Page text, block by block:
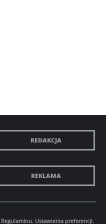
REDAKCJA
REKLAMA
Regulaminu. Ustawienia preferencji.